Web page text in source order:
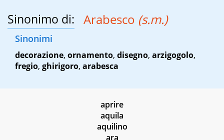
Sinonimo di: Arabesco (s.m.)
Sinonimi
decorazione, ornamento, disegno, arzigogolo,
fregio, ghirigoro, arabesca
aprire
aquila
aquilino
ara